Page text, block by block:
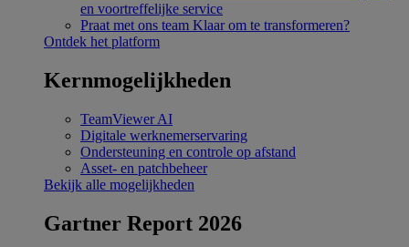
en voortreffelijke service
Praat met ons team Klaar om te transformeren?
Ontdek het platform
Kernmogelijkheden
TeamViewer AI
Digitale werknemerservaring
Ondersteuning en controle op afstand
Asset- en patchbeheer
Bekijk alle mogelijkheden
Gartner Report 2026